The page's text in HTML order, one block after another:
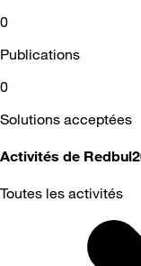
0
Publications
0
Solutions acceptées
Activités de
Toutes les activités